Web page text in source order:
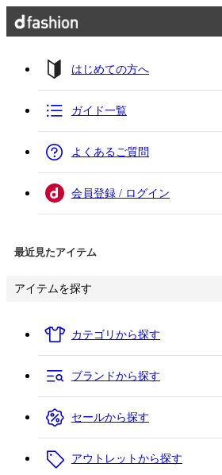
はじめての方へ
ガイド一覧
よくあるご質問
会員登録 / ログイン
最近見たアイテム
アイテムを探す
カテゴリから探す
ブランドから探す
セールから探す
アウトレットから探す